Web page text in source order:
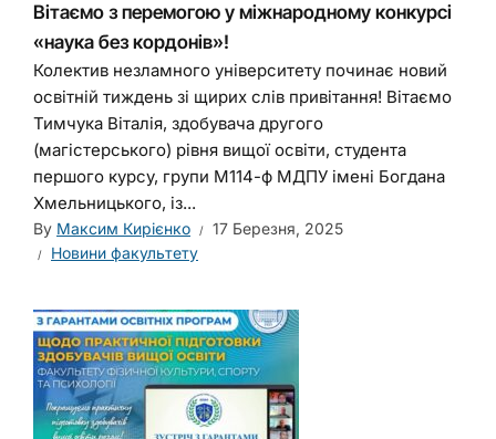
Вітаємо з перемогою у міжнародному конкурсі
«наука без кордонів»!
Колектив незламного університету починає новий
освітній тиждень зі щирих слів привітання! Вітаємо
Тимчука Віталія, здобувача другого
(магістерського) рівня вищої освіти, студента
першого курсу, групи М114-ф МДПУ імені Богдана
Хмельницького, із...
By Максим Кирієнко
17 Березня, 2025
Новини факультету